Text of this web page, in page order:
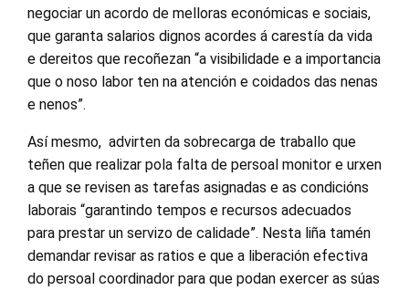
negociar un acordo de melloras económicas e sociais,
que garanta salarios dignos acordes á carestía da vida
e dereitos que recoñezan “a visibilidade e a importancia
que o noso labor ten na atención e coidados das nenas
e nenos”.
Así mesmo, advirten da sobrecarga de traballo que
teñen que realizar pola falta de persoal monitor e urxen
a que se revisen as tarefas asignadas e as condicións
laborais “garantindo tempos e recursos adecuados
para prestar un servizo de calidade”. Nesta liña tamén
demandar revisar as ratios e que a liberación efectiva
do persoal coordinador para que podan exercer as súas